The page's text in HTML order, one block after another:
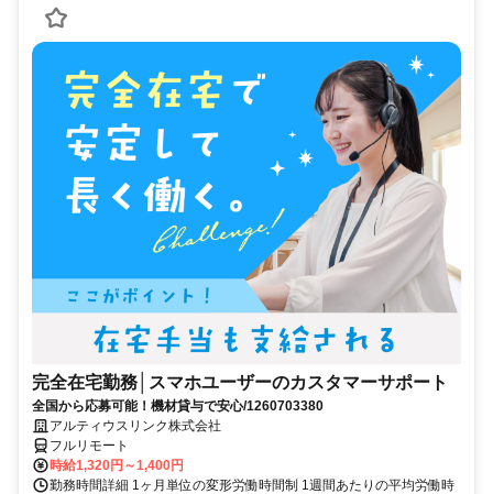
完全在宅勤務│スマホユーザーのカスタマーサポート
全国から応募可能！機材貸与で安心/1260703380
アルティウスリンク株式会社
フルリモート
時給1,320円～1,400円
勤務時間詳細 1ヶ月単位の変形労働時間制 1週間あたりの平均労働時